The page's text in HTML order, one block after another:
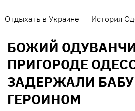
Отдыхать в Украине История
БОЖИЙ
ПРИГОРОДЕ
ЗАДЕРЖАЛИ
ГЕРОИНОМ